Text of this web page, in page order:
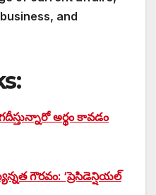
and
అర్థం కావడం
గౌరవం: ‘ప్రెసిడెన్షియల్